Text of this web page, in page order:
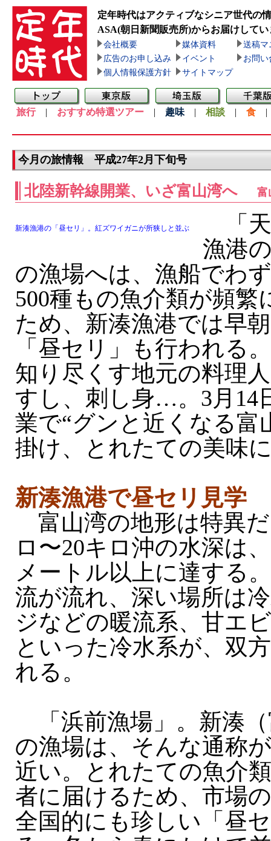
定年時代はアクティブなシニア世代の
ASA(朝日新聞販売所)からお届けしてい
会社概要 媒体資料
送稿マ
広告のお申し込み
イベント
お問い
個人情報保護方針
サイトマップ
旅行| おすすめ特選ツアー | 趣味 | 相談 | 食
今月の旅情報 平成27年2月下旬号
北陸新幹線開業、いざ富山湾へ 富
新湊漁港の「昼セリ」。紅ズワイガニが所狭しと並ぶ
「天
漁港
の漁場へは、漁船でわ
500種もの魚介類が頻繁
ため、新湊漁港では早
「昼セリ」も行われる
知り尽くす地元の料理
すし、刺し身…。3月14
業で“グンと近くなる富
掛け、とれたての美味
新湊漁港で昼セリ見学
富山湾の地形は特異
ロ〜20キロ沖の水深は
メートル以上に達する
流が流れ、深い場所は
ジなどの暖流系、甘エ
といった冷水系が、双
れる。
「浜前漁場」。新湊
の漁場は、そんな通称
近い。とれたての魚介
者に届けるため、市場
全国的にも珍しい「昼